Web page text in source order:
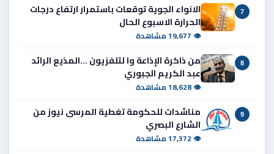
7
الانواء الجوية توقعات باستمرار ارتفاع درجات
الحرارة الاسبوع الحال
👁 19,677 مشاهدة
8
من ذاكرة الإذاعة وا لتلفزيون ...المذيع الرائد
عبد الكريم الجبوري
👁 18,628 مشاهدة
9
مناشدات للحكومة تغطية المرسى نيوز من
الشارع البصري
👁 17,372 مشاهدة